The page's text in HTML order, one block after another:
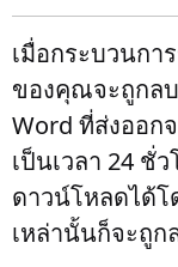
เมื่อกระบวนกา
ของคุณจะถูกล
Word ที่ส่งออก
เป็นเวลา 24 ชั่
ดาวน์โหลดได้โ
เหล่านั้นก็จะถู